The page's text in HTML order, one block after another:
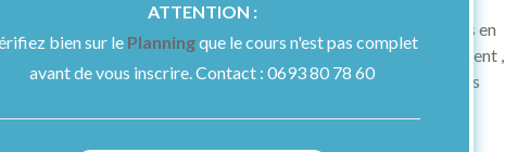
A TOUS ACTIV’AIR , vous permettra d’allier exercices en
ou 45mn de travail musculaire associant :gainage, renforcement ,
l’eau suivi de 45mn ou 1h d’activité aquatique , selon que vous
ATTENTION :
bien sur le Planningque le cours n'est pas complet
avant de vous inscrire. Contact : 0693 80 78 60